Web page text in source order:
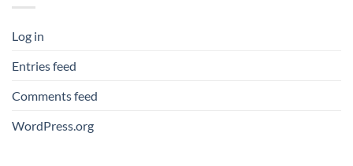
Log in
Entries feed
Comments feed
WordPress.org